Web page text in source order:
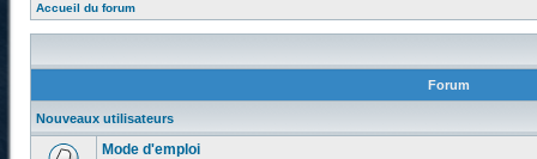
Accueil du forum
Forum
Nouveaux utilisateurs
Mode d'emploi